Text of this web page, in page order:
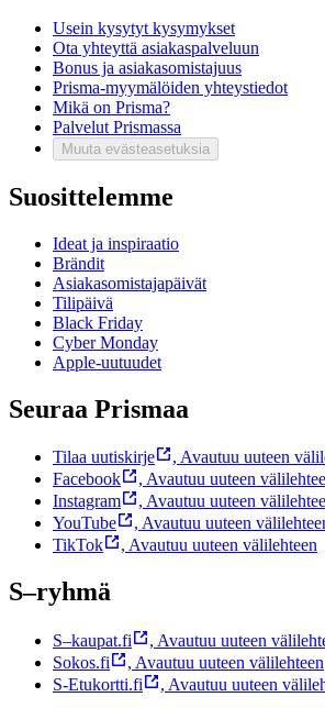
Usein kysytyt kysymykset
Ota yhteyttä asiakaspalveluun
Bonus ja asiakasomistajuus
Prisma-myymälöiden yhteystiedot
Mikä on Prisma?
Palvelut Prismassa
Muuta evästeasetuksia
Suosittelemme
Ideat ja inspiraatio
Brändit
Asiakasomistajapäivät
Tilipäivä
Black Friday
Cyber Monday
Apple-uutuudet
Seuraa Prismaa
Tilaa uutiskirje , Avautuu uuteen
Facebook
, Avautuu uuteen
Instagram
, Avautuu uuteen
YouTube
, Avautuu uuteen
TikTok
, Avautuu uuteen välilehteen
S–ryhmä
S–kaupat.fi , Avautuu uuteen
Sokos.fi
, Avautuu uuteen välilehteen
S-Etukortti.fi
, Avautuu uuteen